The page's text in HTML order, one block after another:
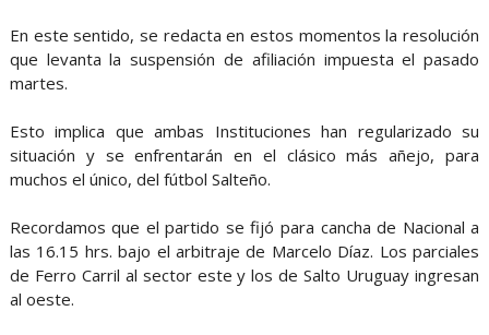
En este sentido, se redacta en estos momentos la resolución
que levanta la suspensión de afiliación impuesta el pasado
martes.
Esto implica que ambas Instituciones han regularizado su
situación y se enfrentarán en el clásico más añejo, para
muchos el único, del fútbol Salteño.
Recordamos que el partido se fijó para cancha de Nacional a
las 16.15 hrs. bajo el arbitraje de Marcelo Díaz. Los parciales
de Ferro Carril al sector este y los de Salto Uruguay ingresan
al oeste.